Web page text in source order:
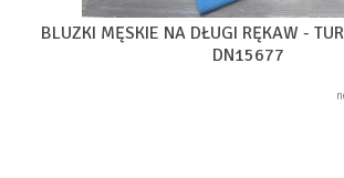
BLUZKI MĘSKIE NA DŁUGI RĘKAW -
DN15677